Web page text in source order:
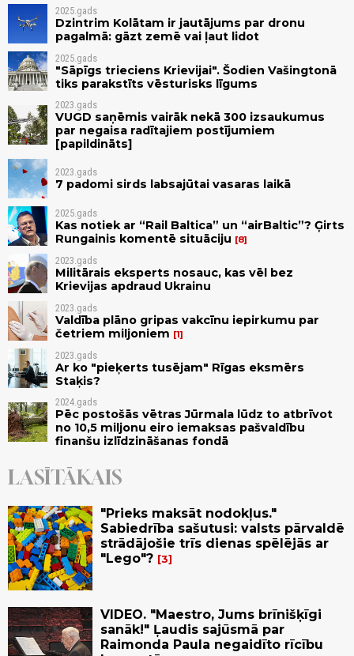
2025.gads
Dzintrim Kolātam ir jautājums par dronu
pagalmā: gāzt zemē vai ļaut lidot
2025.gads
"Sāpīgs trieciens Krievijai". Šodien Vašingtonā
tiks parakstīts vēsturisks līgums
2023.gads
VUGD saņēmis vairāk nekā 300 izsaukumus
par negaisa radītajiem postījumiem
[papildināts]
2023.gads
7 padomi sirds labsajūtai vasaras laikā
2025.gads
Kas notiek ar “Rail Baltica” un “airBaltic”? Ģirts
Rungainis komentē situāciju
8
2023.gads
Militārais eksperts nosauc, kas vēl bez
Krievijas apdraud Ukrainu
2023.gads
Valdība plāno gripas vakcīnu iepirkumu par
četriem miljoniem
1
2023.gads
Ar ko "pieķerts tusējam" Rīgas eksmērs
Staķis?
2024.gads
Pēc postošās vētras Jūrmala lūdz to atbrīvot
no 10,5 miljonu eiro iemaksas pašvaldību
finanšu izlīdzināšanas fondā
LASĪTĀKAIS
"Prieks maksāt nodokļus."
Sabiedrība sašutusi: valsts pārvaldē
strādājošie trīs dienas spēlējās ar
"Lego"?
3
VIDEO. "Maestro, Jums brīnišķīgi
sanāk!" Ļaudis sajūsmā par
Raimonda Paula negaidīto rīcību